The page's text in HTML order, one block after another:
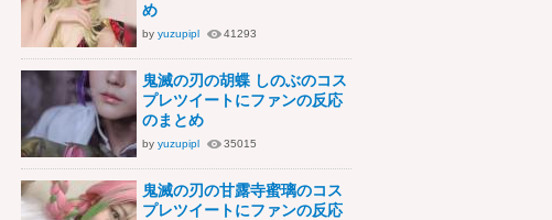
め
by yuzupipl 41293
鬼滅の刃の胡蝶 しのぶのコス
プレツイートにファンの反応
のまとめ
by yuzupipl 35015
鬼滅の刃の甘露寺蜜璃のコス
プレツイートにファンの反応